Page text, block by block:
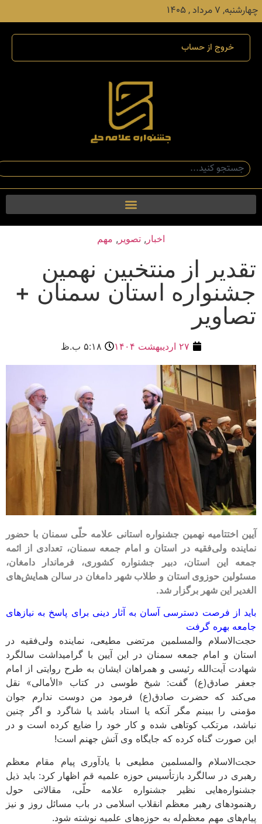
چهارشنبه, ۷ مرداد , ۱۴۰۵
خروج از حساب
اخبار,تصویر,مهم
تقدیر از منتخبین نهمین
جشنواره استان سمنان +
تصاویر
۲۷ اردیبهشت ۱۴۰۴ ۵:۱۸ ب.ظ
آیین اختتامیه نهمین جشنواره استانی علامه حلّی سمنان با حضور
نماینده ولی‌فقیه در استان و امام جمعه سمنان، تعدادی از ائمه
جمعه این استان، دبیر جشنواره کشوری، فرماندار دامغان،
مسئولین حوزوی استان و طلاب شهر دامغان در سالن همایش‌های
الغدیر این شهر برگزار شد.
باید از فرصت دسترسی آسان به آثار دینی برای پاسخ به نیازهای
جامعه بهره گرفت
حجت‌الاسلام والمسلمین مرتضی مطیعی، نماینده ولی‌فقیه در
استان و امام جمعه سمنان در این آیین با گرامیداشت سالگرد
شهادت آیت‌الله رئیسی و همراهان ایشان به طرح روایتی از امام
جعفر صادق(ع) گفت: شیخ طوسی در کتاب «الأمالی» نقل
می‌کند که حضرت صادق(ع) فرمود من دوست ندارم جوان
مؤمنی را ببینم مگر آنکه یا استاد باشد یا شاگرد و اگر چنین
نباشد، مرتکب کوتاهی شده و کار خود را ضایع کرده است و در
این صورت گناه کرده که جایگاه وی آتش جهنم است!
حجت‌الاسلام والمسلمین مطیعی با یادآوری پیام مقام معظم
رهبری در سالگرد بازتأسیس حوزه علمیه قم اظهار کرد: باید ذیل
جشنواره‌هایی نظیر جشنواره علامه حلّی، مقالاتی حول
رهنمودهای رهبر معظم انقلاب اسلامی در باب مسائل روز و نیز
پیام‌های مهم معظم‌له به حوزه‌های علمیه نوشته شود.